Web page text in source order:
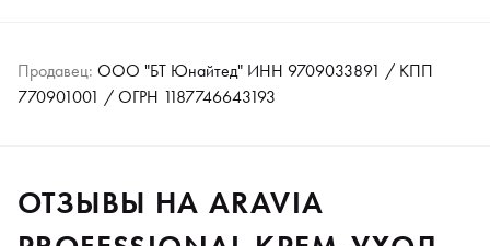
Продавец: ООО "БТ Юнайтед" ИНН 9709033891 / КПП
770901001 / ОГРН 1187746643193
ОТЗЫВЫ НА ARAVIA